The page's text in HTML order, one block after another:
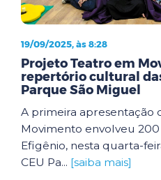
19/09/2025, às 8:28
Projeto Teatro em
repertório cultural
Parque São Miguel
A primeira apresentação
Movimento envolveu
Efigênio, nesta quarta-
CEU Pa... [saiba mais]